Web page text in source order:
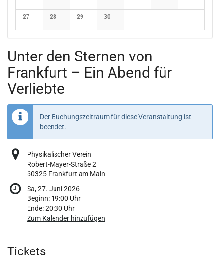
Keine Veranstaltungen
Keine Veranstaltungen
Keine Veranstaltungen
Keine Veranstaltungen
Keine Veranstaltungen
Keine Veranstaltungen
Keine
27
Keine Veranstaltungen
28
Keine Veranstaltungen
29
Keine Veranstaltungen
30
Keine Veranstaltungen
Unter den Sternen von
Frankfurt – Ein Abend für
Verliebte
Der Buchungszeitraum für diese Veranstaltung ist
beendet.
Physikalischer Verein
Robert-Mayer-Straße 2
60325 Frankfurt am Main
Sa, 27. Juni 2026
Beginn: 19:00 Uhr
Ende:20:30 Uhr
Zum Kalender hinzufügen
Produkte
Tickets